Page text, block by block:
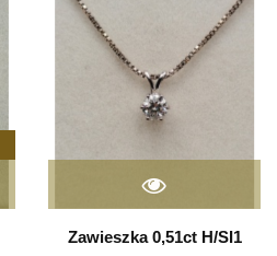
Zawieszka 0,51ct H/SI1